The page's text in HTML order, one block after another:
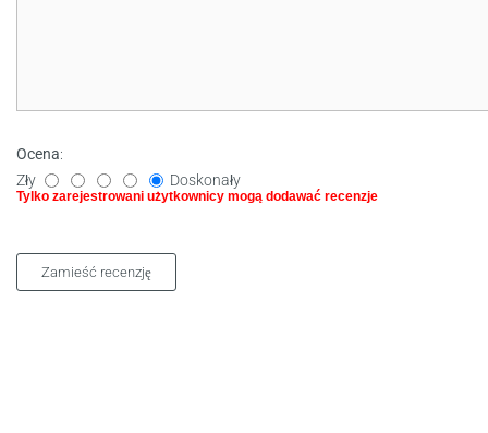
Tylko zarejestrowani użytkownicy mogą dodawać recenzje
Ocena:
Zły
Doskonały